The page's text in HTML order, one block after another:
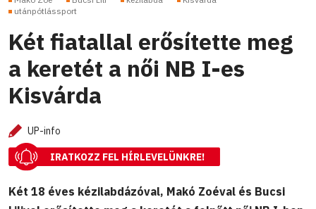
utánpótlássport
Két fiatallal erősítette meg
a keretét a női NB I-es
Kisvárda
UP-info
IRATKOZZ FEL HÍRLEVELÜNKRE!
Két 18 éves kézilabdázóval, Makó Zoéval és Bucsi